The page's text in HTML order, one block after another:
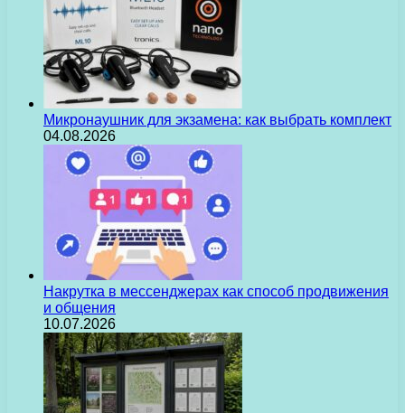
Микронаушник для экзамена: как выбрать комплект
04.08.2026
Накрутка в мессенджерах как способ продвижения
и общения
10.07.2026